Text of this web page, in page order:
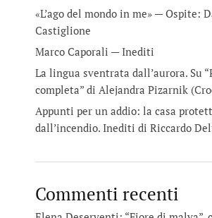
«L’ago del mondo in me» — Ospite:
Castiglione
Marco Caporali — Inediti
La lingua sventrata dall’aurora. Su
completa” di Alejandra Pizarnik
Appunti per un addio: la casa
dall’incendio. Inediti di Riccardo
Commenti recenti